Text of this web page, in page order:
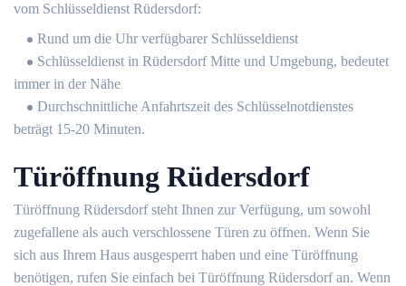
vom Schlüsseldienst Rüdersdorf:
Rund um die Uhr verfügbarer Schlüsseldienst
Schlüsseldienst in Rüdersdorf Mitte und Umgebung, bedeutet
immer in der Nähe
Durchschnittliche Anfahrtszeit des Schlüsselnotdienstes
beträgt 15-20 Minuten.
Türöffnung Rüdersdorf
Türöffnung Rüdersdorf steht Ihnen zur Verfügung, um sowohl
zugefallene als auch verschlossene Türen zu öffnen. Wenn Sie
sich aus Ihrem Haus ausgesperrt haben und eine Türöffnung
benötigen, rufen Sie einfach bei Türöffnung Rüdersdorf an. Wenn